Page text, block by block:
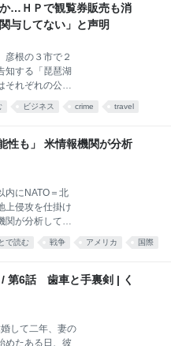
に関する詳細に
ーの問題等を考
うな配信サー
ある（『みいち
ロマン優光連載
とはしないが
度知的障害の人
…ＨＰで観覧券販売も消
与してない」と声明
彦根の３市で２
知する「琵琶湖
それぞれの公式
い」との声明を
など
ビジネス crime travel
性も」 米情報機関が分析
内にNATO＝北
上侵攻を仕掛け
関が分析してい
ウォール・ス
で読む 戦争 アメリカ 国際
第6話 歯車と手裏剣 | く
して二年、妻の
めたある日、彼